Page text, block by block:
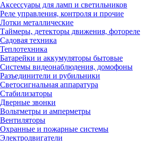
Аксессуары для ламп и светильников
Реле управления, контроля и прочие
Лотки металлические
Таймеры, детекторы движения, фотореле
Садовая техника
Теплотехника
Батарейки и аккумуляторы бытовые
Системы видеонаблюдения, домофоны
Разъединители и рубильники
Светосигнальная аппаратура
Стабилизаторы
Дверные звонки
Вольтметры и амперметры
Вентиляторы
Охранные и пожарные системы
Электродвигатели